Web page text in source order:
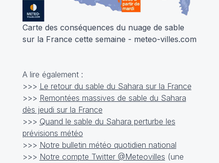
Carte des conséquences du nuage de sable
sur la France cette semaine - meteo-villes.com
A lire également :
>>> Le retour du sable du Sahara sur la France
>>> Remontées massives de sable du Sahara
dès jeudi sur la France
>>> Quand le sable du Sahara perturbe les
prévisions météo
>>> Notre bulletin météo quotidien national
>>> Notre compte Twitter @Meteovilles (une